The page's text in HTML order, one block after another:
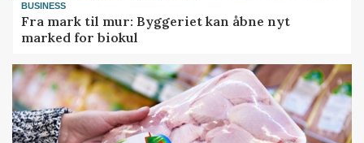
BUSINESS
Fra mark til mur: Byggeriet kan åbne nyt
marked for biokul